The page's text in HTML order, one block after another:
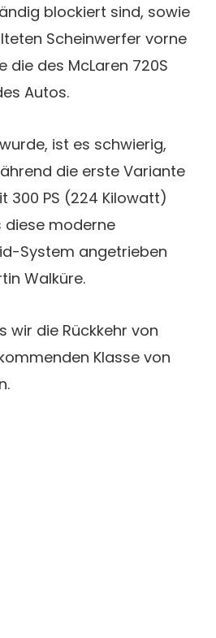
blockiert sind, sowie
Scheinwerfer vorne
des McLaren 720S
Autos.
ist es schwierig,
die erste Variante
300 PS (224 Kilowatt)
diese moderne
System angetrieben
Walküre.
wir die Rückkehr von
Klasse von